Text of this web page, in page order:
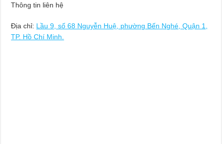
Thông tin liên hệ
Địa chỉ: Lầu 9, số 68 Nguyễn Huệ, phường Bến Nghé, Quận 1,
TP. Hồ Chí Minh.